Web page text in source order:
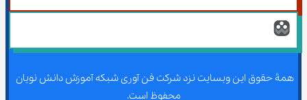
همۀ حقوق این وبسایت نزد شرکت فن آوری شبکه آموزش دانش نویان
محفوظ است.